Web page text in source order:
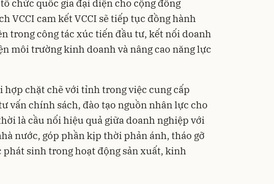
chức quốc gia đại diện cho cộng đồng
VCCI cam kết VCCI sẽ tiếp tục đồng hành
trong công tác xúc tiến đầu tư, kết nối doanh
môi trường kinh doanh và nâng cao năng lực
hợp chặt chẽ với tỉnh trong việc cung cấp
vấn chính sách, đào tạo nguồn nhân lực cho
là cầu nối hiệu quả giữa doanh nghiệp với
nước, góp phần kịp thời phản ánh, tháo gỡ
phát sinh trong hoạt động sản xuất, kinh